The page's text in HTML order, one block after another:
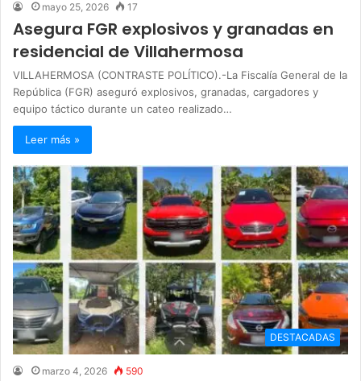
mayo 25, 2026 17
Asegura FGR explosivos y granadas en
residencial de Villahermosa
VILLAHERMOSA (CONTRASTE POLÍTICO).-La Fiscalía General de la
República (FGR) aseguró explosivos, granadas, cargadores y
equipo táctico durante un cateo realizado…
Leer más »
DESTACADAS
marzo 4, 2026 590